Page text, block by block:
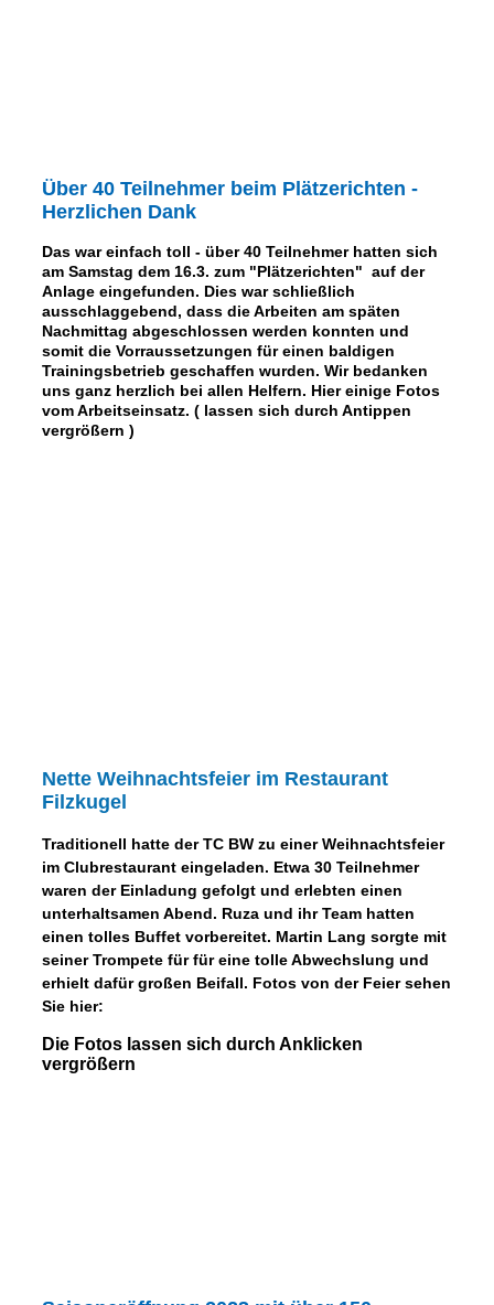
Über 40 Teilnehmer beim Plätzerichten -
Herzlichen Dank
Das war einfach toll - über 40 Teilnehmer hatten sich
am Samstag dem 16.3. zum "Plätzerichten" auf der
Anlage eingefunden. Dies war schließlich
ausschlaggebend, dass die Arbeiten am späten
Nachmittag abgeschlossen werden konnten und
somit die Vorraussetzungen für einen baldigen
Trainingsbetrieb geschaffen wurden. Wir bedanken
uns ganz herzlich bei allen Helfern. Hier einige Fotos
vom Arbeitseinsatz. ( lassen sich durch Antippen
vergrößern )
Nette Weihnachtsfeier im Restaurant
Filzkugel
Traditionell hatte der TC BW zu einer Weihnachtsfeier
im Clubrestaurant eingeladen. Etwa 30 Teilnehmer
waren der Einladung gefolgt und erlebten einen
unterhaltsamen Abend. Ruza und ihr Team hatten
einen tolles Buffet vorbereitet. Martin Lang sorgte mit
seiner Trompete für für eine tolle Abwechslung und
erhielt dafür großen Beifall. Fotos von der Feier sehen
Sie hier:
Die Fotos lassen sich durch Anklicken
vergrößern